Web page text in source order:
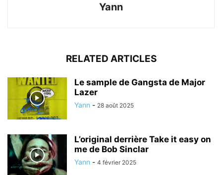
Yann
RELATED ARTICLES
Le sample de Gangsta de Major
Lazer
Yann - 28 août 2025
L’original derrière Take it easy on
me de Bob Sinclar
Yann - 4 février 2025